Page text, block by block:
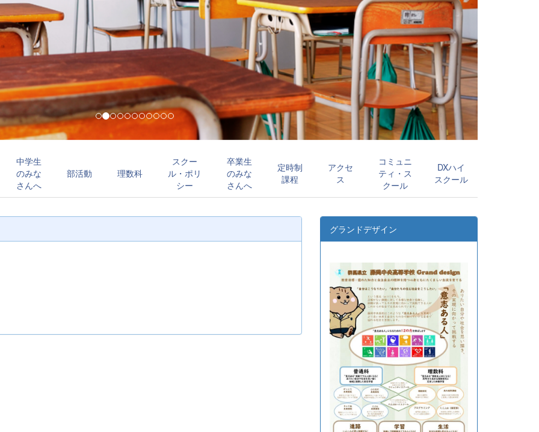
中学生
のみな
さんへ
部活動 理数科
スクー
ル・ポリ
シー
卒業生
のみな
さんへ
定時制
課程
アクセ
ス
コミュニ
ティ・ス
クール
DXハイ
スクール
グランドデザイン